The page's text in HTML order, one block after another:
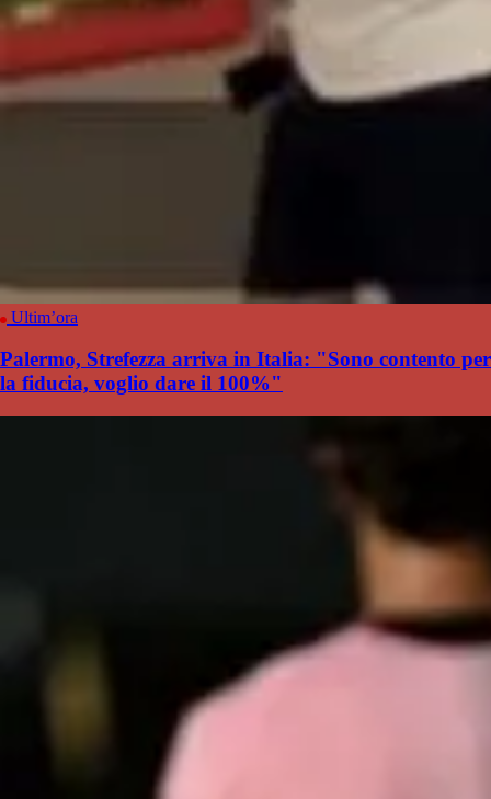
Ultim’ora
Palermo, Strefezza arriva in Italia: "Sono contento per
la fiducia, voglio dare il 100%"